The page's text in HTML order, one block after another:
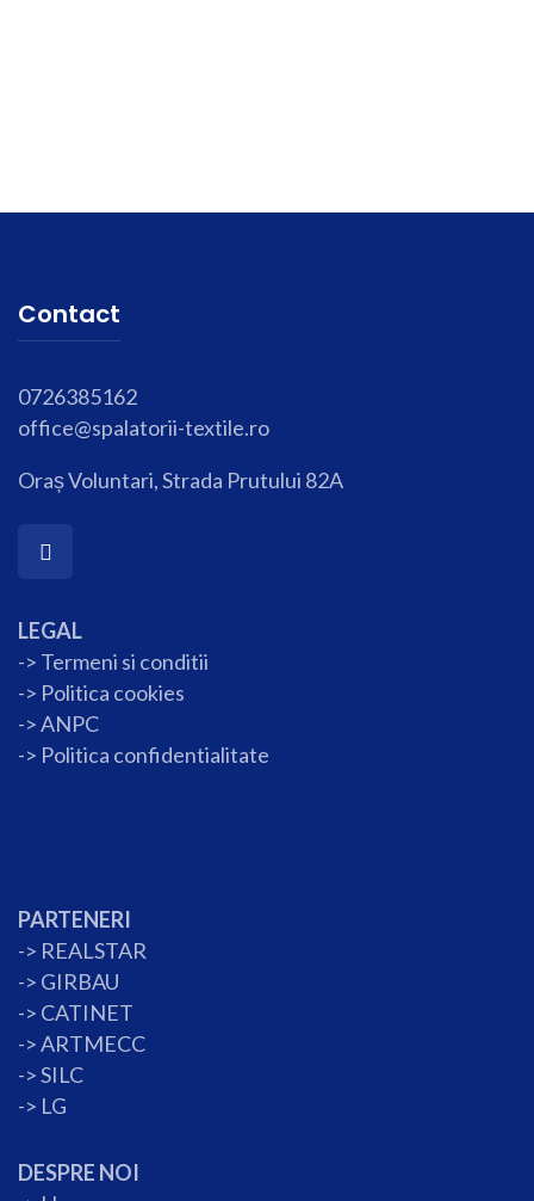
Contact
0726385162
office@spalatorii-textile.ro
Oraș Voluntari, Strada Prutului 82A
LEGAL
-> Termeni si conditii
-> Politica cookies
-> ANPC
-> Politica confidentialitate
PARTENERI
-> REALSTAR
-> GIRBAU
-> CATINET
->ARTMECC
->SILC
-> LG
DESPRE NOI